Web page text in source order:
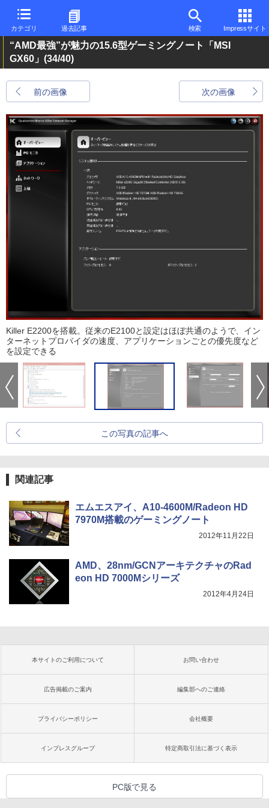
カテゴリ 過去記事 検索 Impressサイト
“AMD最強”が魅力の15.6型ゲーミングノート「MSI
GX60」 (34/40)
前の画像 次の画像
Killer E2200を搭載。従来のE2100と設定はほぼ共通のようで、イン
ターネットプロバイダの速度、アプリケーションごとの優先度など
を設定できる
この写真の記事へ
関連記事
エムエスアイ、A10-4600M/Radeon HD
7970M搭載のゲーミングノート
2012年11月22日
AMD、28nm/GCNアーキテクチャのRad
eon HD 7000Mシリーズ
2012年4月24日
本サイトのご利用について お問い合わせ
広告掲載のご案内 編集部へのご連絡
プライバシーポリシー 会社概要
インプレスグループ 特定商取引法に基づく表示
PC版で見る